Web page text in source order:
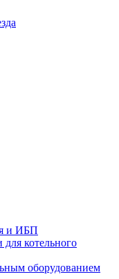
и ИБП
котельного
оборудованием